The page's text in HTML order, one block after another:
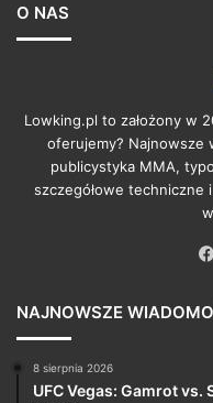
O NAS
Lowking.pl to założony w
oferujemy? Najnowsze
publicystyka MMA,
szczegółowe techniczne
NAJNOWSZE
8 sierpnia 2026
UFC Vegas: Gamrot